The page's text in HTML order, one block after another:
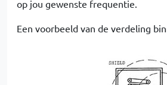
op jou gewenste frequentie.
Een voorbeeld van de verdeling